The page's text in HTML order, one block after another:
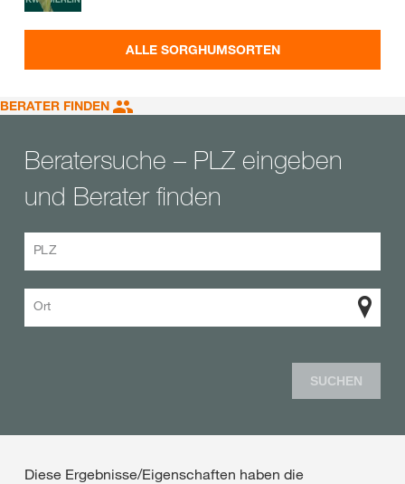
ALLE SORGHUMSORTEN
BERATER FINDEN
Beratersuche – PLZ eingeben
und Berater finden
PLZ
Ort
SUCHEN
Diese Ergebnisse/Eigenschaften haben die